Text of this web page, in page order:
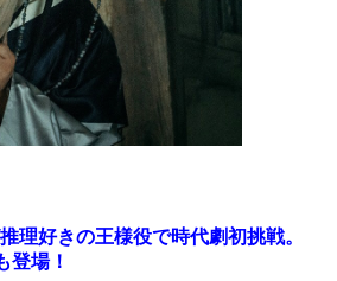
理好きの王様役で時代劇初挑戦。
登場！